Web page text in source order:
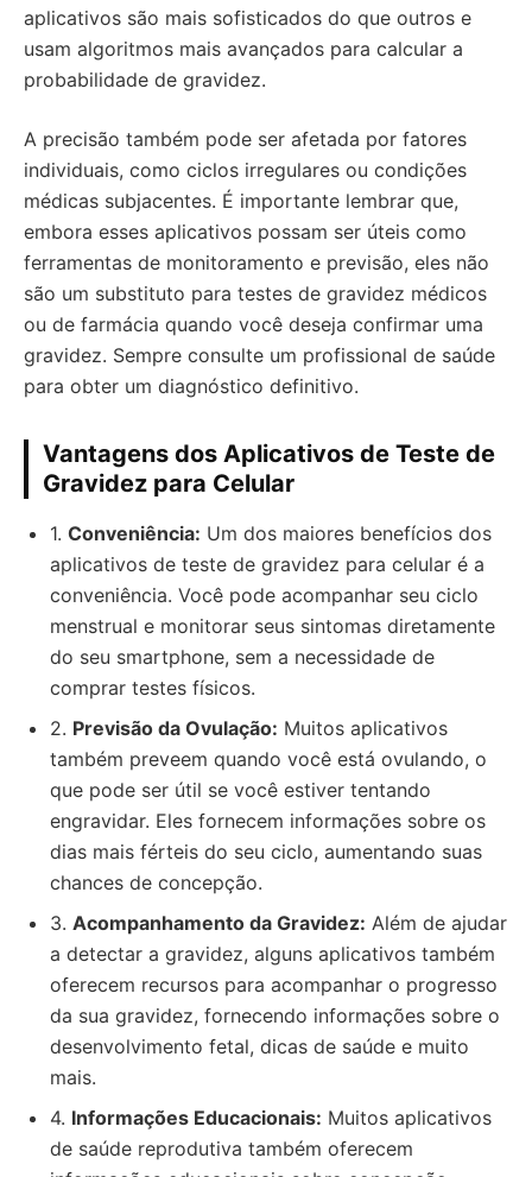
aplicativos são mais sofisticados do que outros e
usam algoritmos mais avançados para calcular a
probabilidade de gravidez.
A precisão também pode ser afetada por fatores
individuais, como ciclos irregulares ou condições
médicas subjacentes. É importante lembrar que,
embora esses aplicativos possam ser úteis como
ferramentas de monitoramento e previsão, eles não
são um substituto para testes de gravidez médicos
ou de farmácia quando você deseja confirmar uma
gravidez. Sempre consulte um profissional de saúde
para obter um diagnóstico definitivo.
Vantagens dos Aplicativos de Teste de
Gravidez para Celular
1. Conveniência: Um dos maiores benefícios dos
aplicativos de teste de gravidez para celular é a
conveniência. Você pode acompanhar seu ciclo
menstrual e monitorar seus sintomas diretamente
do seu smartphone, sem a necessidade de
comprar testes físicos.
2. Previsão da Ovulação: Muitos aplicativos
também preveem quando você está ovulando, o
que pode ser útil se você estiver tentando
engravidar. Eles fornecem informações sobre os
dias mais férteis do seu ciclo, aumentando suas
chances de concepção.
3. Acompanhamento da Gravidez: Além de ajudar
a detectar a gravidez, alguns aplicativos também
oferecem recursos para acompanhar o progresso
da sua gravidez, fornecendo informações sobre o
desenvolvimento fetal, dicas de saúde e muito
mais.
4. Informações Educacionais: Muitos aplicativos
de saúde reprodutiva também oferecem